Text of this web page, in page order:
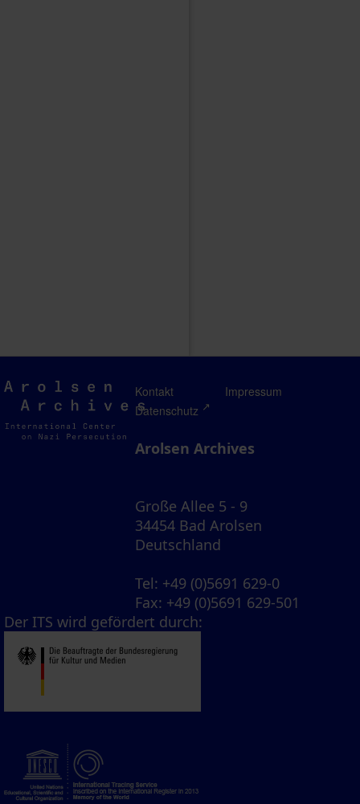
Arolsen
Archives
Kontakt
Impressum
Datenschutz
Arolsen Archives
Große Allee 5 - 9
34454 Bad Arolsen
Deutschland
Tel: +49 (0)5691 629-0
Fax: +49 (0)5691 629-501
Der ITS wird gefördert durch: